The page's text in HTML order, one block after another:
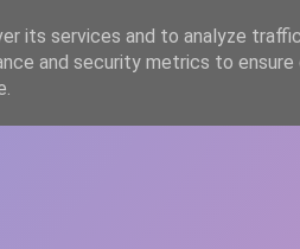
HOME
its services and to analyze
and security metrics to